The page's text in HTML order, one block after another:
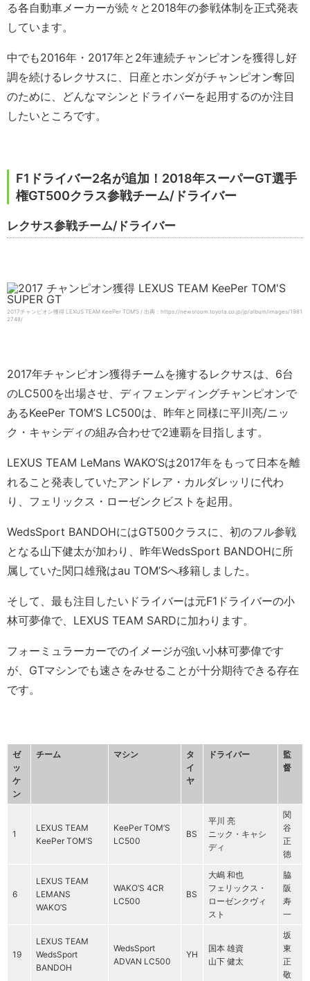
る各自動車メーカーが続々と2018年の参戦体制を正式発表
しています。
中でも2016年・2017年と2年連続チャンピオンを獲得し好
調を続けるレクサスに、日産とホンダがチャンピオン奪回
のために、どんなマシンとドライバーを起用するのか注目
したいところです。
F1ドライバー2名が追加！2018年スーパーGT選手
権GT500クラス参戦チーム/ドライバー
レクサス参戦チーム/ドライバー
2017チャンピオン獲得 LEXUS TEAM KeePer TOM’S / 出典：https://newsroom.toyota.co.jp/jp/album/images/1981
2748/
2017年チャンピオン獲得チームを擁するレクサスは、6台
のLC500を出場させ、ディフェンディングチャンピオンで
あるKeePer TOM’S LC500は、昨年と同様に平川亮/ニッ
ク・キャシディの組み合わせで2連覇を目指します。
LEXUS TEAM LeMans WAKO’Sは2017年をもって日本を離
れること発表していたアンドレア・カルダレッリに代わ
り、フェリックス・ローゼンクビストを起用。
WedsSport BANDOHにはGT500クラスに、初のフル参戦
となる山下健太が加わり、昨年WedsSport BANDOHに所
属していた関口雄飛はau TOM’Sへ移籍しました。
そして、最も注目したいドライバーは元F1ドライバーの小
林可夢偉で、LEXUS TEAM SARDに加わります。
フォーミュラーカーでのイメージが強い小林可夢偉です
が、GTマシンでも速さをみせることが十分期待できる存在
です。
ゼ
ッ
ケ
ン
チーム マシン
タ
イ
ヤ
ドライバー
監
督
1
LEXUS TEAM
KeePer TOM’S
KeePer TOM’S
LC500
BS
平川 亮
ニック・キャシ
ディ
関
谷
正
徳
6
LEXUS TEAM
LEMANS
WAKO’S
WAKO’S 4CR
LC500
BS
大嶋 和也
フェリックス・
ローゼンクヴィ
スト
脇
阪
寿
一
19
LEXUS TEAM
WedsSport
BANDOH
WedsSport
ADVAN LC500
YH
国本 雄資
山下 健太
坂
東
正
敬